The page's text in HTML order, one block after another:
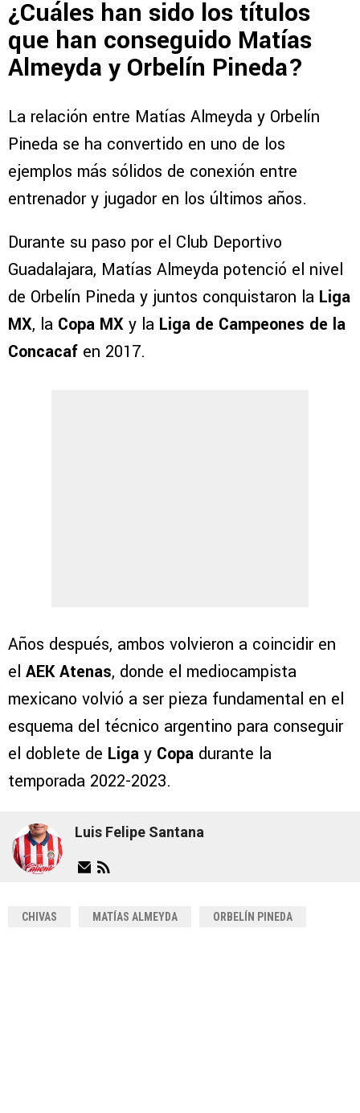
¿Cuáles han sido los títulos
que han conseguido Matías
Almeyda y Orbelín Pineda?
La relación entre Matías Almeyda y Orbelín
Pineda se ha convertido en uno de los
ejemplos más sólidos de conexión entre
entrenador y jugador en los últimos años.
Durante su paso por el Club Deportivo
Guadalajara, Matías Almeyda potenció el nivel
de Orbelín Pineda y juntos conquistaron la Liga
MX, la Copa MX y la Liga de Campeones de la
Concacaf en 2017.
Años después, ambos volvieron a coincidir en
el AEK Atenas, donde el mediocampista
mexicano volvió a ser pieza fundamental en el
esquema del técnico argentino para conseguir
el doblete de Liga y Copa durante la
temporada 2022-2023.
Luis Felipe Santana
CHIVAS MATÍAS ALMEYDA ORBELÍN PINEDA